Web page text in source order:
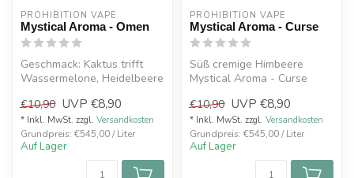
PROHIBITION VAPE
Mystical Aroma - Omen
Geschmack: Kaktus trifft
Wassermelone, Heidelbeere
Aroma...
€10,90 UVP €8,90
* Inkl. MwSt. zzgl. Versandkosten
Grundpreis: €545,00 / Liter
Auf Lager
PROHIBITION VAPE
Mystical Aroma - Curse
Süß cremige Himbeere
Mystical Aroma - Curse
€10,90 UVP €8,90
* Inkl. MwSt. zzgl. Versandkosten
Grundpreis: €545,00 / Liter
Auf Lager